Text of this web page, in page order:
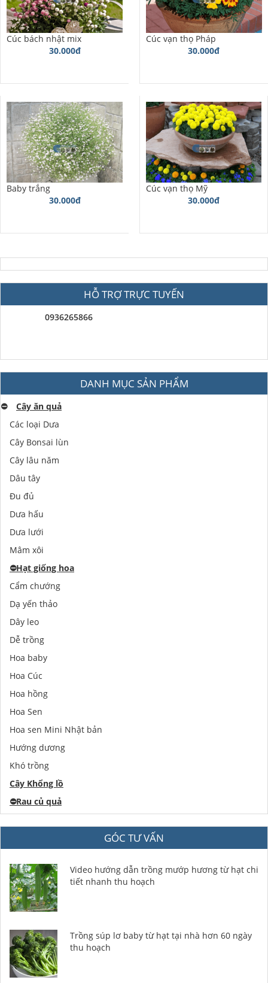
Cúc bách nhật mix
30.000đ
Cúc vạn thọ Pháp
30.000đ
Baby trắng
30.000đ
Cúc vạn thọ Mỹ
30.000đ
HỖ TRỢ TRỰC TUYẾN
0936265866
DANH MỤC SẢN PHẨM
⛔️
Cây ăn quả
Các loại Dưa
Cây Bonsai lùn
Cây lâu năm
Dâu tây
Đu đủ
Dưa hấu
Dưa lưới
Mâm xôi
⛔️Hạt giống hoa
Cẩm chướng
Dạ yến thảo
Dây leo
Dễ trồng
Hoa baby
Hoa Cúc
Hoa hồng
Hoa Sen
Hoa sen Mini Nhật bản
Hướng dương
Khó trồng
Cây Khổng lồ
⛔️Rau củ quả
GÓC TƯ VẤN
Video hướng dẫn trồng mướp hương từ hạt chi
tiết nhanh thu hoạch
Trồng súp lơ baby từ hạt tại nhà hơn 60 ngày
thu hoạch